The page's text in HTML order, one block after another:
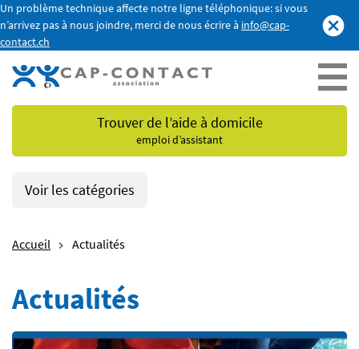
Un problème technique affecte notre ligne téléphonique: si vous
n’arrivez pas à nous joindre, merci de nous écrire à info@cap-
contact.ch
Trouver de l’aide à domicile
emploi d’assistant
Voir les catégories
Accueil Actualités
Actualités